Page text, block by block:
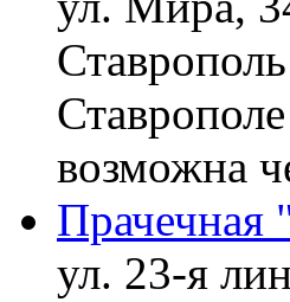
Ставрополь
возможна
Прачечная
ул. 23-я